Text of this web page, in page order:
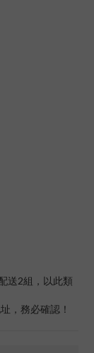
送2組，以此類
，務必確認！